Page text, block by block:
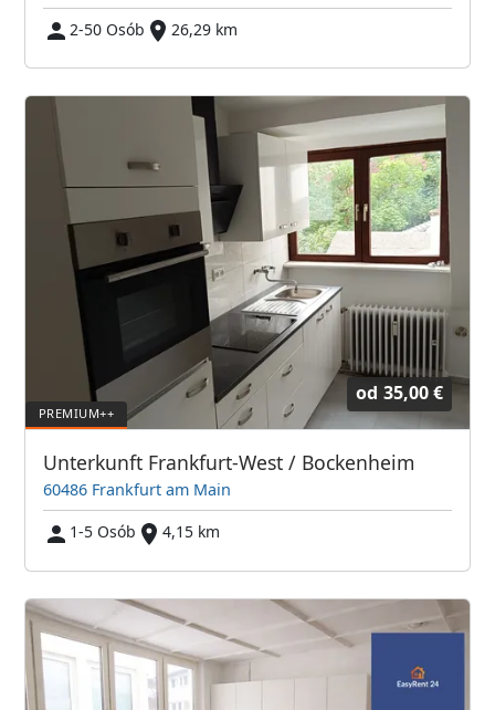
2-50 Osób
26,29 km
od 35,00 €
Unterkunft Frankfurt-West / Bockenheim
60486 Frankfurt am Main
1-5 Osób
4,15 km